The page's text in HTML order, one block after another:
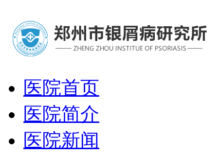
医院首页
医院简介
医院新闻